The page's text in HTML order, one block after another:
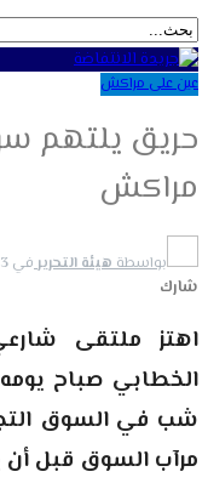
عين على مراكش
حريق يلتهم
مراكش
بواسطةهيئة التحرير في 3 مارس, 2014
شارك
اهتز ملتقى
الخطابي صباح
شب في السوق
مرآب السوق قبل أن